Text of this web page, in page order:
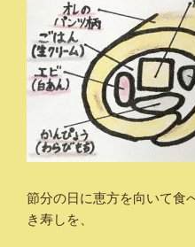
節分の日に恵方を向いて食
き寿しを、